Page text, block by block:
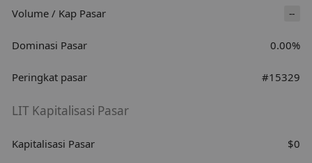
Volume / Kap Pasar --
Dominasi Pasar 0.00%
Peringkat pasar #15329
LIT Kapitalisasi Pasar
Kapitalisasi Pasar $0